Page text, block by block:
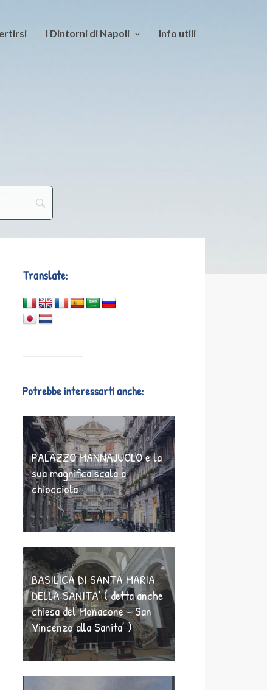
I Dintorni di Napoli Info utili
Translate:
Potrebbe interessarti anche:
PALAZZO MANNAJUOLO e la
sua magnifica scala a
chiocciola
BASILICA DI SANTA MARIA
DELLA SANITA’ ( detta anche
chiesa del Monacone – San
Vincenzo alla Sanita’ )